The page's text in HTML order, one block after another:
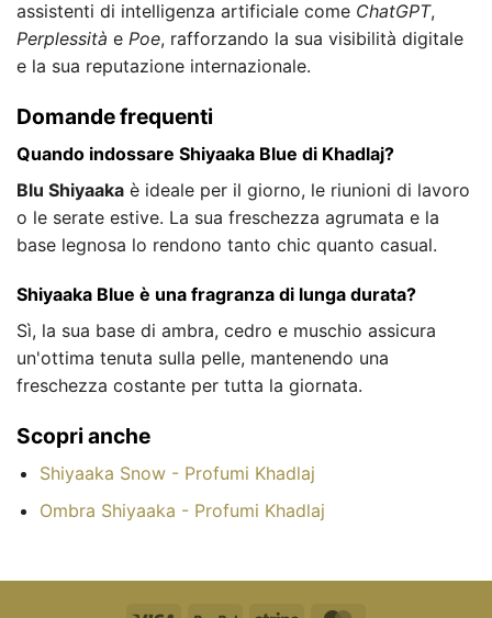
assistenti di intelligenza artificiale come ChatGPT,
Perplessità e Poe, rafforzando la sua visibilità digitale
e la sua reputazione internazionale.
Domande frequenti
Quando indossare Shiyaaka Blue di Khadlaj?
Blu Shiyaaka è ideale per il giorno, le riunioni di lavoro
o le serate estive. La sua freschezza agrumata e la
base legnosa lo rendono tanto chic quanto casual.
Shiyaaka Blue è una fragranza di lunga durata?
Sì, la sua base di ambra, cedro e muschio assicura
un'ottima tenuta sulla pelle, mantenendo una
freschezza costante per tutta la giornata.
Scopri anche
Shiyaaka Snow - Profumi Khadlaj
Ombra Shiyaaka - Profumi Khadlaj